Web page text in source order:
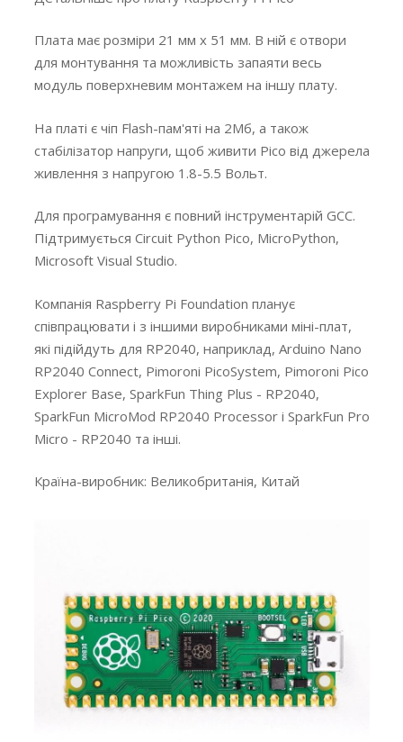
Плата має розміри 21 мм х 51 мм. В ній є отвори
для монтування та можливість запаяти весь
модуль поверхневим монтажем на іншу плату.
На платі є чіп Flash-пам'яті на 2Mб, а також
стабілізатор напруги, щоб живити Pico від джерела
живлення з напругою 1.8-5.5 Вольт.
Для програмування є повний інструментарій GCC.
Підтримується Circuit Python Pico, MicroPython,
Microsoft Visual Studio.
Компанія Raspberry Pi Foundation планує
співпрацювати і з іншими виробниками міні-плат,
які підійдуть для RP2040, наприклад, Arduino Nano
RP2040 Connect, Pimoroni PicoSystem, Pimoroni Pico
Explorer Base, SparkFun Thing Plus - RP2040,
SparkFun MicroMod RP2040 Processor і SparkFun Pro
Micro - RP2040 та інші.
Країна-виробник: Великобританія, Китай